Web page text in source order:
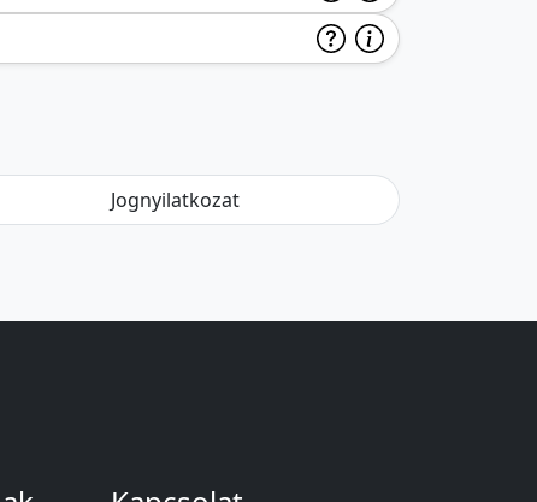
Jognyilatkozat